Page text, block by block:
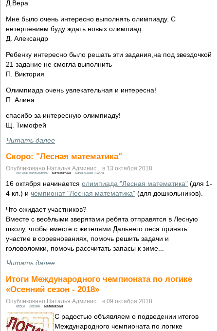
Д.Вера
Мне было очень интересно выполнять олимпиаду. С
нетерпением буду ждать новых олимпиад.
Д. Александр
Ребенку интересно было решать эти задания,на под звездочкой
21 задание не смогла выполнить
П. Виктория
Олимпиада очень увлекательная и интересна!
П. Алина
спасибо за интересную олимпиаду!
Щ. Тимофей
Читать далее
Скоро: "Лесная математика"
Опубликовано Наталья Админис... в 13 октября 2018
лесная математика математика начальная школа
16 октября начинается олимпиада "Лесная математика" (для 1-
4 кл.) и чемпионат "Лесная математика" (для дошкольников).
Что ожидает участников?
Вместе с весёлыми зверятами ребята отправятся в Лесную
школу, чтобы вместе с жителями Дальнего леса принять
участие в соревнованиях, помочь решить задачи и
головоломки, помочь рассчитать запасы к зиме...
Читать далее
Итоги Международного чемпионата по логике
«Осенний сезон - 2018»
Опубликовано Наталья Админис... в 09 октября 2018
итоги логика математика
С радостью объявляем о подведении итогов
Международного чемпионата по логике